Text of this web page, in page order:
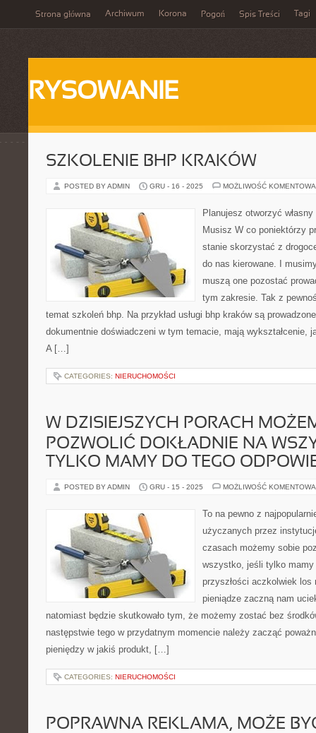
Strona główna Archiwum Korona Pogoń Spis Treści Tagi
RYSOWANIE
SZKOLENIE BHP KRAKÓW
POSTED BY ADMIN GRU - 16 - 2025 MOŻLIWOŚĆ
Planujesz otworzyć
Musisz W co poniektórzy
stanie skorzystać z
do nas kierowane. I
muszą one pozostać
tym zakresie. Tak z
temat szkoleń bhp. Na przykład usługi bhp kraków są
dokumentnie doświadczeni w tym temacie, mają wykształcenie,
A […]
CATEGORIES: NIERUCHOMOŚCI
W DZISIEJSZYCH PORACH
POZWOLIĆ DOKŁADNIE NA
TYLKO MAMY DO TEGO
POSTED BY ADMIN GRU - 15 - 2025 MOŻLIWOŚĆ
To na pewno z
użyczanych przez
czasach możemy sobie
wszystko, jeśli tylko
przyszłości aczkolwiek
pieniądze zaczną nam
natomiast będzie skutkowało tym, że możemy zostać bez
następstwie tego w przydatnym momencie należy zacząć
pieniędzy w jakiś produkt, […]
CATEGORIES: NIERUCHOMOŚCI
POPRAWNA REKLAMA, MOŻE